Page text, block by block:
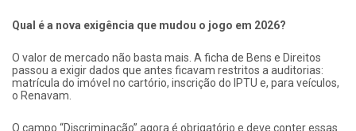
Qual é a nova exigência que mudou o jogo em 2026?
O valor de mercado não basta mais. A ficha de Bens e Direitos
passou a exigir dados que antes ficavam restritos a auditorias:
matrícula do imóvel no cartório, inscrição do IPTU e, para veículos,
o Renavam.
O campo “Discriminação” agora é obrigatório e deve conter essas